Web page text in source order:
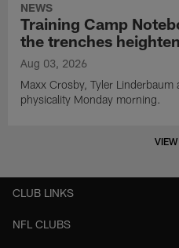
NEWS
Training Camp
the trenches
Aug 03, 2026
Maxx Crosby, Tyler
physicality Monday morning.
CLUB LINKS
NFL CLUBS